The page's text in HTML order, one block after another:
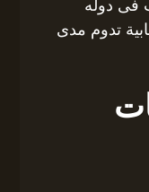
فى دوله
تدوم مدى